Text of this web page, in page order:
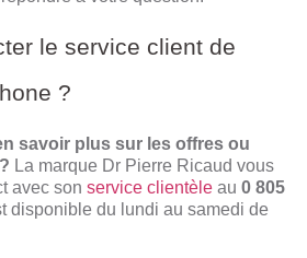
le service client de
?
savoir plus sur les offres ou
La marque Dr Pierre Ricaud vous
avec son service clientèle au 0 805
disponible du lundi au samedi de